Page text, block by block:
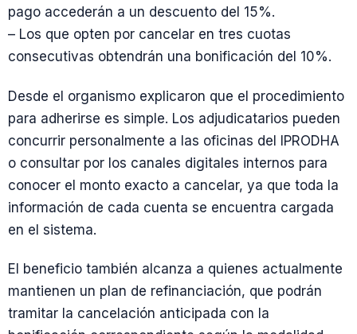
pago accederán a un descuento del 15%.
– Los que opten por cancelar en tres cuotas
consecutivas obtendrán una bonificación del 10%.
Desde el organismo explicaron que el procedimiento
para adherirse es simple. Los adjudicatarios pueden
concurrir personalmente a las oficinas del IPRODHA
o consultar por los canales digitales internos para
conocer el monto exacto a cancelar, ya que toda la
información de cada cuenta se encuentra cargada
en el sistema.
El beneficio también alcanza a quienes actualmente
mantienen un plan de refinanciación, que podrán
tramitar la cancelación anticipada con la